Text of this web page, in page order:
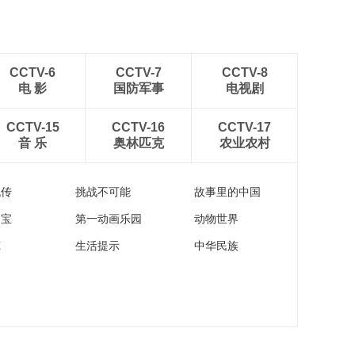
CCTV-6
电 影
CCTV-7
国防军事
CCTV-8
电视剧
CCTV-15
音 乐
CCTV-16
奥林匹克
CCTV-17
农业农村
挑战不可能 故事里的中国
第一动画乐园 动物世界
生活提示 中华民族